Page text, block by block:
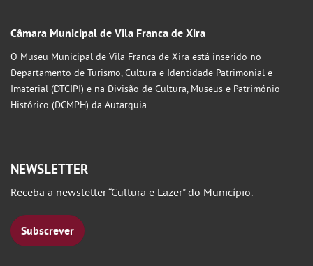
Câmara Municipal de Vila Franca de Xira
O Museu Municipal de Vila Franca de Xira está inserido no
Departamento de Turismo, Cultura e Identidade Patrimonial e
Imaterial (DTCIPI) e na Divisão de Cultura, Museus e Património
Histórico (DCMPH) da Autarquia.
NEWSLETTER
Receba a newsletter “Cultura e Lazer" do Município.
Subscrever